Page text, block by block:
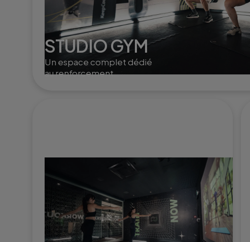
STUDIO GYM
Un espace complet dédié
au renforcement